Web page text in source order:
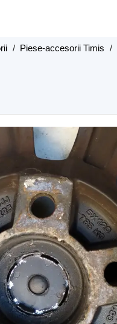
/ Piese-accesorii Timis /